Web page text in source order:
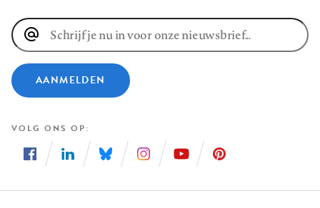
E-
mailadres
AANMELDEN
VOLG ONS OP
ons
ons
ons
ons
ons
ons